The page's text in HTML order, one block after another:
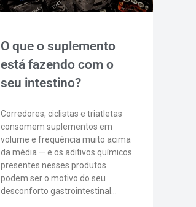
O que o suplemento
está fazendo com o
seu intestino?
Corredores, ciclistas e triatletas
consomem suplementos em
volume e frequência muito acima
da média — e os aditivos químicos
presentes nesses produtos
podem ser o motivo do seu
desconforto gastrointestinal…